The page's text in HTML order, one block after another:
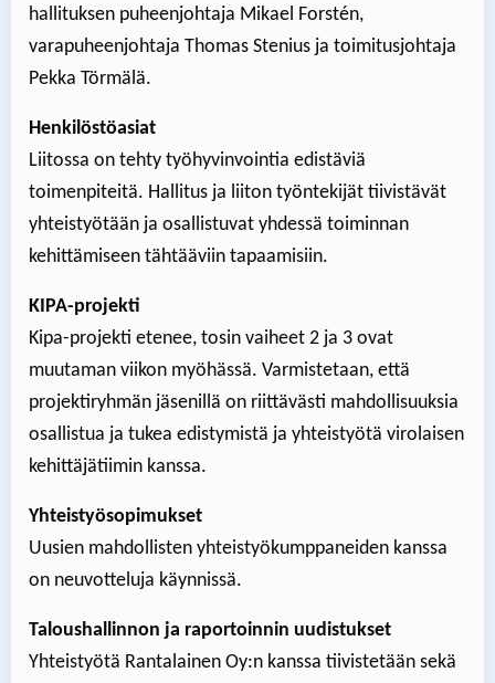
hallituksen puheenjohtaja Mikael Forstén,
varapuheenjohtaja Thomas Stenius ja toimitusjohtaja
Pekka Törmälä.
Henkilöstöasiat
Liitossa on tehty työhyvinvointia edistäviä
toimenpiteitä. Hallitus ja liiton työntekijät tiivistävät
yhteistyötään ja osallistuvat yhdessä toiminnan
kehittämiseen tähtääviin tapaamisiin.
KIPA-projekti
Kipa-projekti etenee, tosin vaiheet 2 ja 3 ovat
muutaman viikon myöhässä. Varmistetaan, että
projektiryhmän jäsenillä on riittävästi mahdollisuuksia
osallistua ja tukea edistymistä ja yhteistyötä virolaisen
kehittäjätiimin kanssa.
Yhteistyösopimukset
Uusien mahdollisten yhteistyökumppaneiden kanssa
on neuvotteluja käynnissä.
Taloushallinnon ja raportoinnin uudistukset
Yhteistyötä Rantalainen Oy:n kanssa tiivistetään sekä